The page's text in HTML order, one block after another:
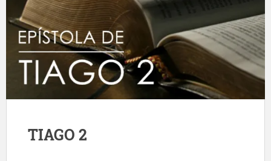
TIAGO 2